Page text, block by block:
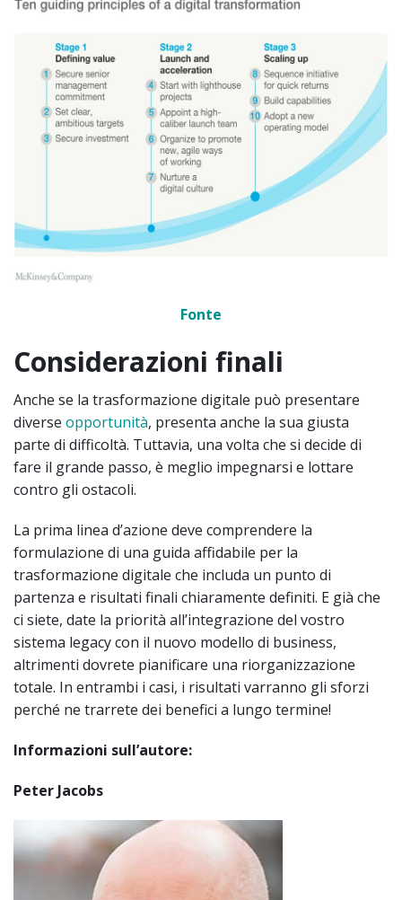
Fonte
Considerazioni finali
Anche se la trasformazione digitale può presentare
diverse opportunità, presenta anche la sua giusta
parte di difficoltà. Tuttavia, una volta che si decide di
fare il grande passo, è meglio impegnarsi e lottare
contro gli ostacoli.
La prima linea d’azione deve comprendere la
formulazione di una guida affidabile per la
trasformazione digitale che includa un punto di
partenza e risultati finali chiaramente definiti. E già che
ci siete, date la priorità all’integrazione del vostro
sistema legacy con il nuovo modello di business,
altrimenti dovrete pianificare una riorganizzazione
totale. In entrambi i casi, i risultati varranno gli sforzi
perché ne trarrete dei benefici a lungo termine!
Informazioni sull’autore:
Peter Jacobs